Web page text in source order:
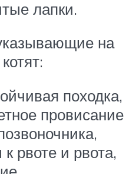
лапки.
на
походка,
провисание
рвоте и рвота,